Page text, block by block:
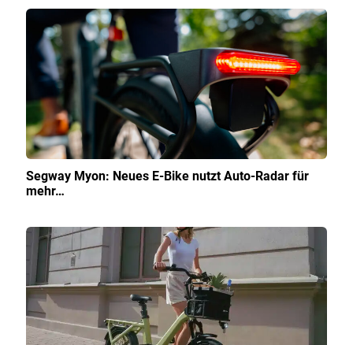
Segway Myon: Neues E-Bike nutzt Auto-Radar für
mehr…